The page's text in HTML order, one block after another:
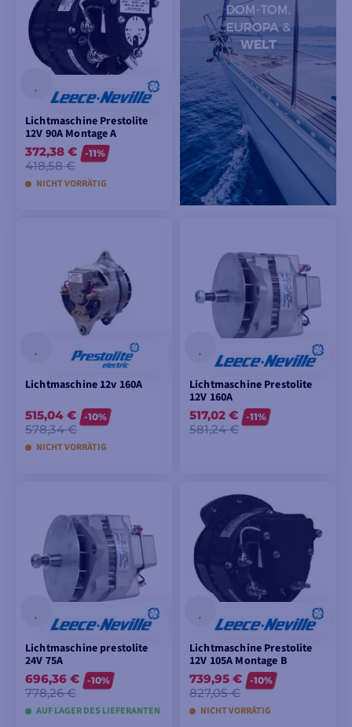
LEGEN
LEGEN
Lichtmaschine Prestolite
12V 90A Montage A
372,38 €
418,58 €
-11%
NICHT VORRÄTIG
WARENKORB
LEGEN
Lichtmaschine 12v 160A
515,04 €
578,34 €
-10%
NICHT VORRÄTIG
WARENKORB
LEGEN
Lichtmaschine Prestolite
12V 160A
517,02 €
581,24 €
-11%
IN DEN
WARENKORB
LEGEN
Lichtmaschine prestolite
24V 75A
696,36 €
778,26 €
-10%
AUF LAGER DES LIEFERANTEN
Lichtmaschine Prestolite
12V 105A Montage B
739,95 €
827,05 €
-10%
NICHT VORRÄTIG